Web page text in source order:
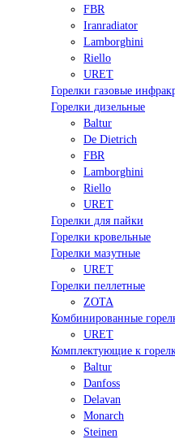
FBR
Iranradiator
Lamborghini
Riello
URET
Горелки газовые
Горелки дизельные
Baltur
De Dietrich
FBR
Lamborghini
Riello
URET
Горелки для пайки
Горелки кровельные
Горелки мазутные
URET
Горелки пеллетные
ZOTA
Комбинированные
URET
Комплектующие к
Baltur
Danfoss
Delavan
Monarch
Steinen